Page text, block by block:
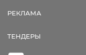
РЕКЛАМА
ТЕНДЕРЫ